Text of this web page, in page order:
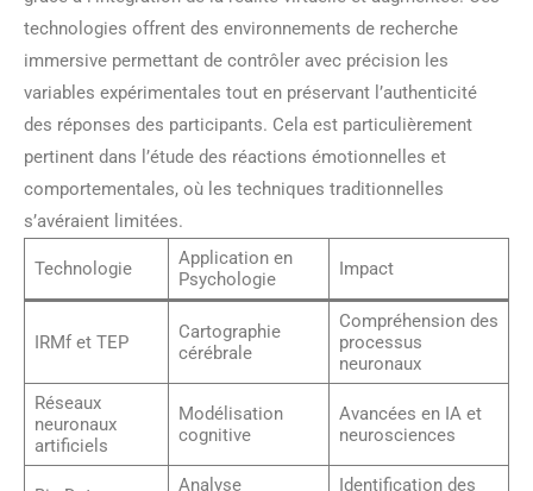
technologies offrent des environnements de recherche
immersive permettant de contrôler avec précision les
variables expérimentales tout en préservant l’authenticité
des réponses des participants. Cela est particulièrement
pertinent dans l’étude des réactions émotionnelles et
comportementales, où les techniques traditionnelles
s’avéraient limitées.
Technologie
Application en
Psychologie
Impact
IRMf et TEP
Cartographie
cérébrale
Compréhension des
processus
neuronaux
Réseaux
neuronaux
artificiels
Modélisation
cognitive
Avancées en IA et
neurosciences
Analyse
Identification des